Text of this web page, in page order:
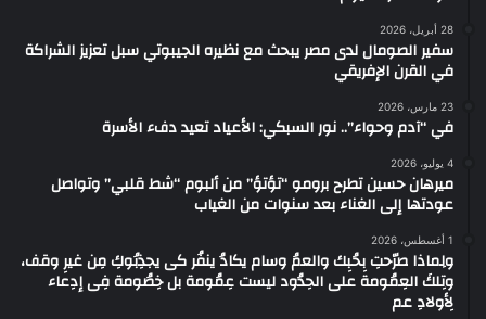
28 أبريل، 2026
سفير الصومال لدى مصر يبحث مع نظيره الجيبوتي سبل تعزيز الشراكة
في القرن الإفريقي
23 مارس، 2026
في “آدم وحواء”.. نور السبكي: الأعياد تعيد دفء الأسرة
4 يوليو، 2026
ميرهان حسين تطرح برومو “تؤتؤ” من ألبوم “شط قلبي” وتواصل
عودتها إلى الغناء بعد سنوات من الغياب
1 أغسطس، 2026
ولِماذا صرّحتِ بِحُبِك والعمُ وسام يكادُ ينفُر كى يجذِبُوكِ مِن غيرِ وقف،
وتِلكَ العِمُومة على الحِدُود ليست عِمُومة بل خِصُومة فِى إدِعاء
لِأولادِ عم